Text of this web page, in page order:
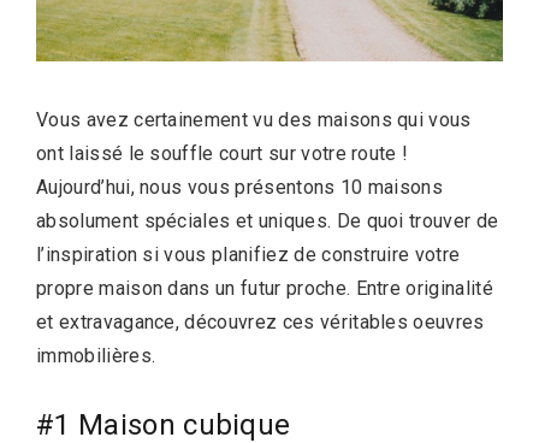
Vous avez certainement vu des maisons qui vous
ont laissé le souffle court sur votre route !
Aujourd’hui, nous vous présentons 10 maisons
absolument spéciales et uniques. De quoi trouver de
l’inspiration si vous planifiez de construire votre
propre maison dans un futur proche. Entre originalité
et extravagance, découvrez ces véritables oeuvres
immobilières.
#1 Maison cubique